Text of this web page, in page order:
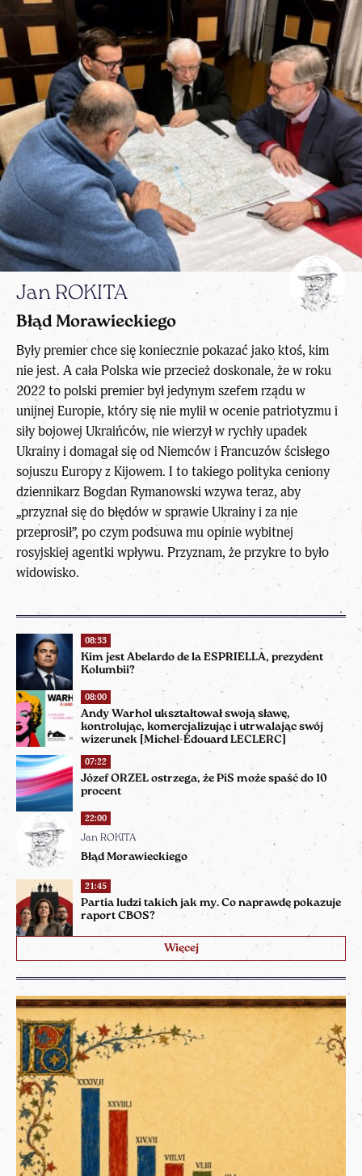
08:33
Kim jest Abelardo de la ESPRIELLA, prezydent
Kolumbii?
08:00
Andy Warhol ukształtował swoją sławę,
kontrolując, komercjalizując i utrwalając swój
wizerunek [Michel-Édouard LECLERC]
07:22
Józef ORZEŁ ostrzega, że PiS może spaść do 10
procent
22:00
Jan ROKITA
Błąd Morawieckiego
21:45
Partia ludzi takich jak my. Co naprawdę pokazuje
raport CBOS?
Więcej
Jan ROKITA
Błąd Morawieckiego
Były premier chce się koniecznie pokazać jako ktoś, kim
nie jest. A cała Polska wie przecież doskonale, że w roku
2022 to polski premier był jedynym szefem rządu w
unijnej Europie, który się nie mylił w ocenie patriotyzmu i
siły bojowej Ukraińców, nie wierzył w rychły upadek
Ukrainy i domagał się od Niemców i Francuzów ścisłego
sojuszu Europy z Kijowem. I to takiego polityka ceniony
dziennikarz Bogdan Rymanowski wzywa teraz, aby
„przyznał się do błędów w sprawie Ukrainy i za nie
przeprosił”, po czym podsuwa mu opinie wybitnej
rosyjskiej agentki wpływu. Przyznam, że przykre to było
widowisko.